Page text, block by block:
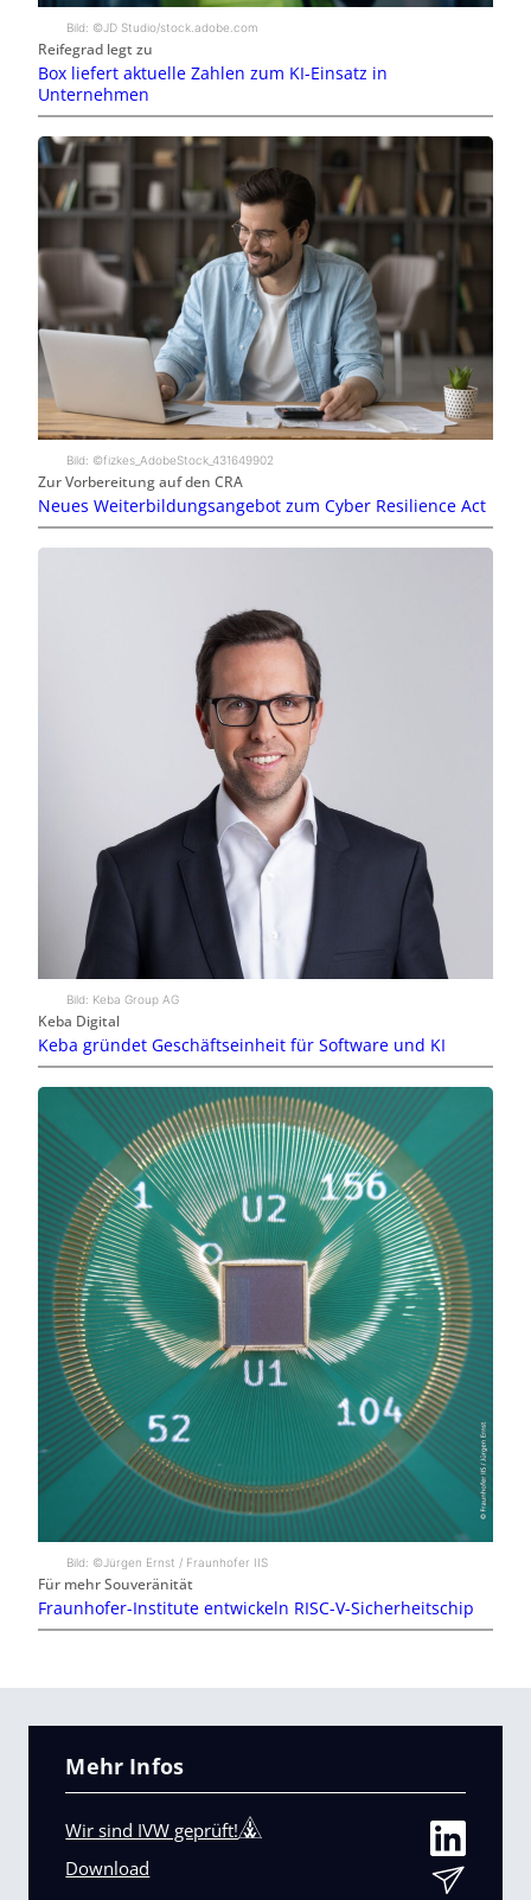
Bild: ©JD Studio/stock.adobe.com
Reifegrad legt zu
Box liefert aktuelle Zahlen zum KI-Einsatz in
Unternehmen
Bild: ©fizkes_AdobeStock_431649902
Zur Vorbereitung auf den CRA
Neues Weiterbildungsangebot zum Cyber Resilience Act
Bild: Keba Group AG
Keba Digital
Keba gründet Geschäftseinheit für Software und KI
Bild: ©Jürgen Ernst / Fraunhofer IIS
Für mehr Souveränität
Fraunhofer-Institute entwickeln RISC-V-Sicherheitschip
Mehr Infos
Wir sind IVW geprüft!
Download